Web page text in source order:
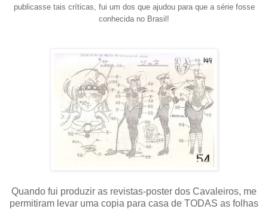
publicasse tais críticas, fui um dos que ajudou para que a série fosse
conhecida no Brasil!
Quando fui produzir as revistas-poster dos Cavaleiros, me
permitiram levar uma copia para casa de TODAS as folhas